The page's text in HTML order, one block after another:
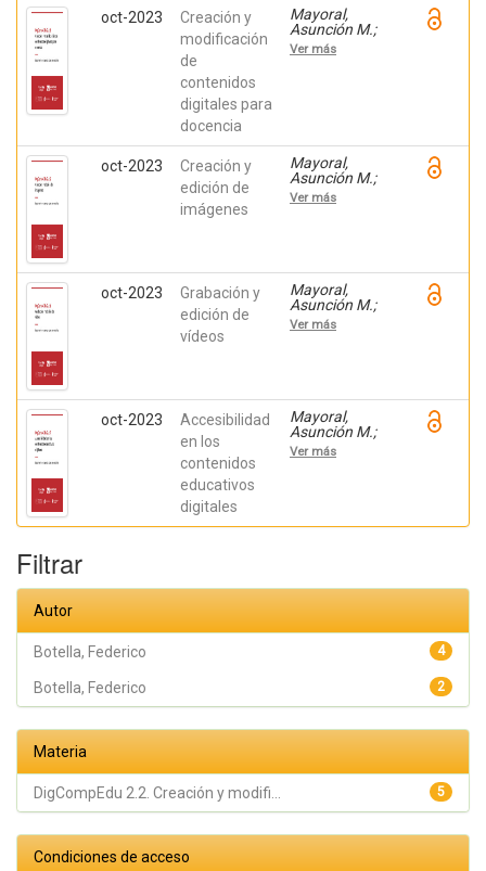
oct-2023
Creación y
modificación
de
contenidos
digitales para
docencia
Mayoral,
Asunción M.;
Montiel Ruiz,
Francisco J.;
Ver más
oct-2023
Creación y
edición de
imágenes
Mayoral,
Asunción M.;
Montiel Ruiz,
Francisco J.;
Federico
Ver más
oct-2023
Grabación y
edición de
vídeos
Mayoral,
Asunción M.;
Montiel Ruiz,
Francisco J.;
Federico
Ver más
oct-2023
Accesibilidad
en los
contenidos
educativos
digitales
Mayoral,
Asunción M.;
Montiel Ruiz,
Francisco J.;
Federico
Ver más
Filtrar
Autor
4
Botella, Federico
2
Botella, Federico
Materia
5
DigCompEdu 2.2. Creación y modifi...
Condiciones de acceso